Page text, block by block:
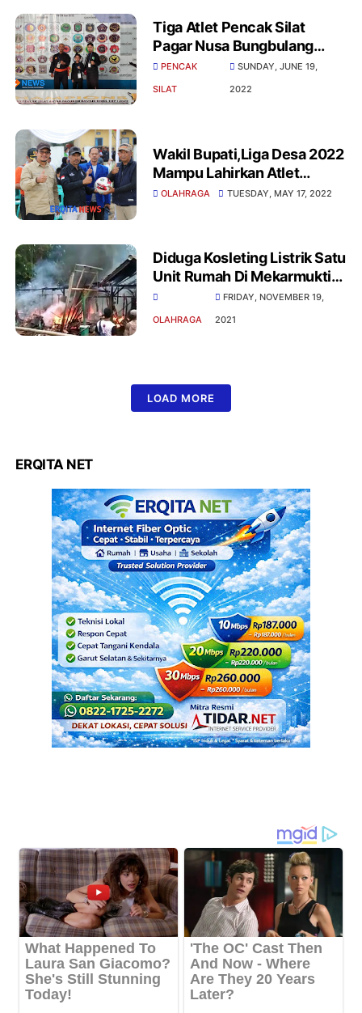
Tiga Atlet Pencak Silat
Pagar Nusa Bungbulang
Raaih Juara
PENCAK
SILAT
SUNDAY, JUNE 19,
2022
Wakil Bupati,Liga Desa 2022
Mampu Lahirkan Atlet
Sepakbola di Tingkat
OLAHRAGA TUESDAY, MAY 17, 2022
Diduga Kosleting Listrik Satu
Unit Rumah Di Mekarmukti
Ludes Terbakar
OLAHRAGA
FRIDAY, NOVEMBER 19,
2021
LOAD MORE
ERQITA NET